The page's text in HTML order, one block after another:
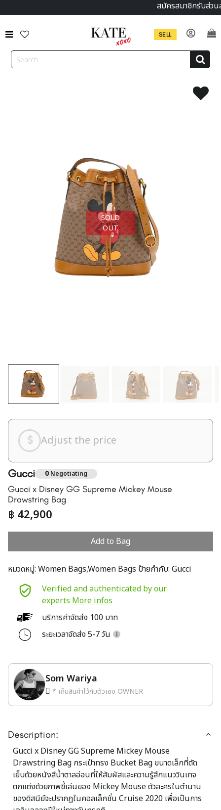
สมัครสมาชิกรับส่วน
SELL
SOLD
OUT
Adjust the price
Gucci 0 Negotiating
Gucci x Disney GG Supreme Mickey Mouse
Drawstring Bag
฿ 42,900
Add to Bag
หมวดหมู่: Women Bags,Women Bags ป้ายกำกับ: Gucci
Verified and authenticated by our
experts More infos
บริการค่าจัดส่ง 100 บาท
ระยะเวลาจัดส่ง 5-7 วัน
Som Wariya
* เก็บสินค้าไว้กับตัวเอง OWNER
Description:
Gucci x Disney GG Supreme Mickey Mouse
Drawstring Bag กระเป๋าทรง Bucket Bag ขนาดเล็กที่ตัด
เย็บด้วยหนังสีน้ำตาลอ่อนที่ให้สัมผัสและความรู้สึกแนววินเทจ
ตกแต่งด้วยภาพขี้เล่นของ Mickey Mouse ตัวละครในตำนาน
ของดิสนีย์จะปรากฏในคอลเล็กชั่น Cruise 2020 เพื่อเป็นการ